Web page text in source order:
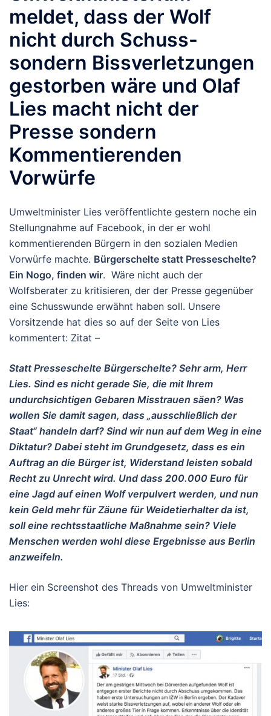
meldet, dass der Wolf
nicht durch Schuss-
sondern Bissverletzungen
gestorben wäre und Olaf
Lies macht nicht der
Presse sondern
Kommentierenden
Vorwürfe
Umweltminister Lies veröffentlichte gestern noche ein
Stellungnahme auf Facebook, in der er wohl
kommentierenden Bürgern in den sozialen Medien
Vorwürfe machte. Bürgerschelte statt Presseschelte?
Ein Nogo, finden wir. Wäre nicht auch der
Wolfsberater zu kritisieren, der der Presse gegenüber
eine Schusswunde erwähnt haben soll. Unsere
Vorsitzende hat dies so auf der Seite von Lies
kommentert: Zitat –
Statt Presseschelte Bürgerschelte? Sehr arm, Herr
Lies. Sind es nicht gerade Sie, die mit Ihrem
undurchsichtigen Gebaren Misstrauen säen? Was
wollen Sie damit sagen, dass „ausschließlich der
Staat“ handeln darf? Sind wir nun auf dem Weg in eine
Diktatur? Dabei steht im Grundgesetz, dass es ein
Auftrag an die Bürger ist, Widerstand leisten sobald
Recht zu Unrecht wird. Und dass 200.000 Euro für
eine Jagd auf einen Wolf verpulvert werden, und nun
kein Geld mehr für Zäune für Weidetierhalter da ist,
soll eine rechtsstaatliche Maßnahme sein? Viele
Menschen werden wohl diese Ergebnisse aus Berlin
anzweifeln.
Hier ein Screenshot des Threads von Umweltminister
Lies: